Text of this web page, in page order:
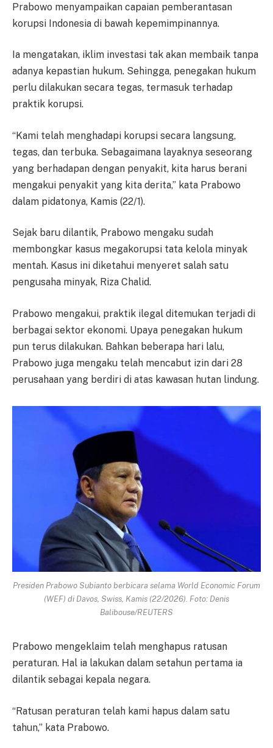
Prabowo menyampaikan capaian pemberantasan
korupsi Indonesia di bawah kepemimpinannya.
Ia mengatakan, iklim investasi tak akan membaik tanpa
adanya kepastian hukum. Sehingga, penegakan hukum
perlu dilakukan secara tegas, termasuk terhadap
praktik korupsi.
“Kami telah menghadapi korupsi secara langsung,
tegas, dan terbuka. Sebagaimana layaknya seseorang
yang berhadapan dengan penyakit, kita harus berani
mengakui penyakit yang kita derita,” kata Prabowo
dalam pidatonya, Kamis (22/1).
Sejak baru dilantik, Prabowo mengaku sudah
membongkar kasus megakorupsi tata kelola minyak
mentah. Kasus ini diketahui menyeret salah satu
pengusaha minyak, Riza Chalid.
Prabowo mengakui, praktik ilegal ditemukan terjadi di
berbagai sektor ekonomi. Upaya penegakan hukum
pun terus dilakukan. Bahkan beberapa hari lalu,
Prabowo juga mengaku telah mencabut izin dari 28
perusahaan yang berdiri di atas kawasan hutan lindung.
Presiden Prabowo Subianto berbicara selama World Economic Forum
(WEF) di Davos, Swiss, Kamis (22/2026). Foto: Denis
Balibouse/REUTERS
Prabowo mengeklaim telah menghapus ratusan
peraturan. Hal ia lakukan dalam setahun pertama ia
dilantik sebagai kepala negara.
“Ratusan peraturan telah kami hapus dalam satu
tahun,” kata Prabowo.